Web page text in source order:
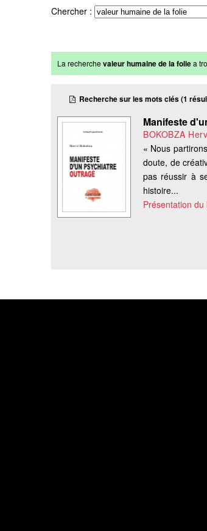
Chercher :
La recherchevaleur humaine de la foliea
Recherche sur les mots clés (1
Manifeste
BOKOBZA
« Nous
doute, de
pas réussir à
histoire...
Présentation